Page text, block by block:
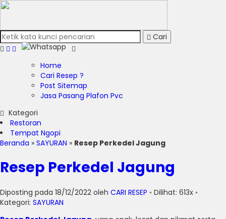
Cari
Home
Cari Resep ?
Post Sitemap
Jasa Pasang Plafon Pvc
Kategori
Restoran
Tempat Ngopi
Beranda » SAYURAN » Resep Perkedel Jagung
Resep Perkedel Jagung
Diposting pada 18/12/2022 oleh CARI RESEP ◦ Dilihat: 613x ◦
Kategori: SAYURAN